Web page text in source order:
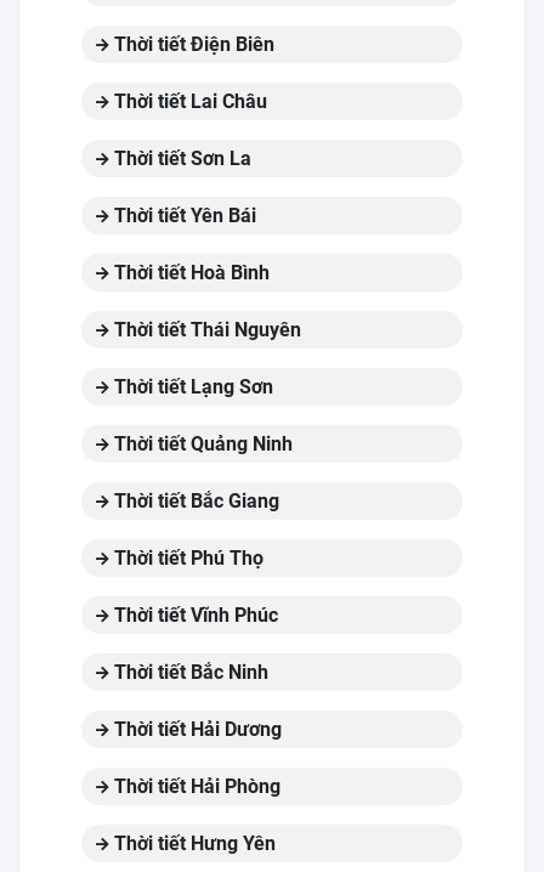
Thời tiết Điện Biên
Thời tiết Lai Châu
Thời tiết Sơn La
Thời tiết Yên Bái
Thời tiết Hoà Bình
Thời tiết Thái Nguyên
Thời tiết Lạng Sơn
Thời tiết Quảng Ninh
Thời tiết Bắc Giang
Thời tiết Phú Thọ
Thời tiết Vĩnh Phúc
Thời tiết Bắc Ninh
Thời tiết Hải Dương
Thời tiết Hải Phòng
Thời tiết Hưng Yên